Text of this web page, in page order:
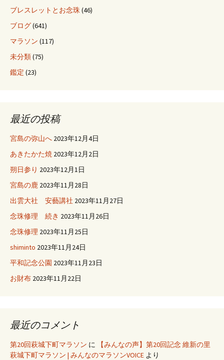
ブレスレットとお念珠(46)
ブログ(641)
マラソン (117)
未分類(75)
鑑定 (23)
最近の投稿
宮島の弥山へ 2023年12月4日
あきたかた焼 2023年12月2日
朔日参り 2023年12月1日
宮島の鹿 2023年11月28日
出雲大社 安藝講社 2023年11月27日
念珠修理 続き 2023年11月26日
念珠修理 2023年11月25日
shiminto 2023年11月24日
平和記念公園 2023年11月23日
お財布 2023年11月22日
最近のコメント
第20回萩城下町マラソン に
【みんなの声】第20回記念 維新の里
萩城下町マラソン | みんなのマラソンVOICE より